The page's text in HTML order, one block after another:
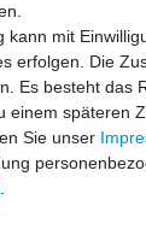
widerrufen
2026 | Alle Rechte
kann mit
erfolgen. Die
Es besteht das
einem späteren
Sie unser